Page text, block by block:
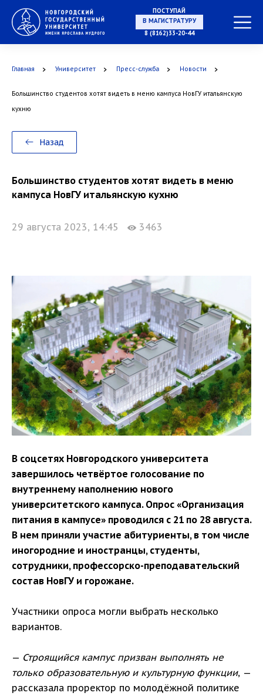
ПОСТУПАЙ
В МАГИСТРАТУРУ
8 (8162)33-20-44
Главная Университет Пресс-служба Новости
Большинство студентов хотят видеть в меню кампуса НовГУ итальянскую
кухню
Назад
Большинство студентов хотят видеть в меню
кампуса НовГУ итальянскую кухню
29 августа 2023, 14:45 3463
В соцсетях Новгородского университета
завершилось четвёртое голосование по
внутреннему наполнению нового
университетского кампуса. Опрос «Организация
питания в кампусе» проводился с 21 по 28 августа.
В нем приняли участие абитуриенты, в том числе
иногородние и иностранцы, студенты,
сотрудники, профессорско-преподавательский
состав НовГУ и горожане.
Участники опроса могли выбрать несколько
вариантов.
— Строящийся кампус призван выполнять не
только образовательную и культурную функции, —
рассказала проректор по молодёжной политике